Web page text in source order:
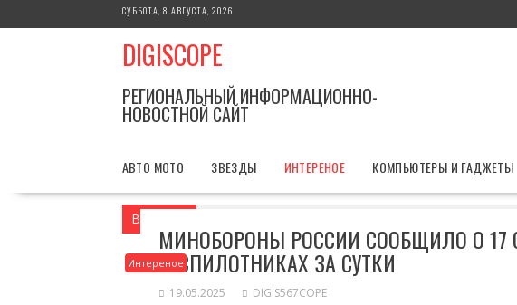
к
СУББОТА, 8 АВГУСТА, 2026
DIGISCOPE
РЕГИОНАЛЬНЫЙ ИНФОРМАЦИОННО-
НОВОСТНОЙ САЙТ
АВТО МОТО ЗВЕЗДЫ ИНТЕРЕНОЕ КОМПЬЮТЕРЫ И ГАДЖЕТЫ
Вы здесь Минобороны России
Интереное
МИНОБОРОНЫ РОССИИ СООБЩИЛО О 17
БЕСПИЛОТНИКАХ ЗА СУТКИ
19.05.2025 DIGIS567COPE